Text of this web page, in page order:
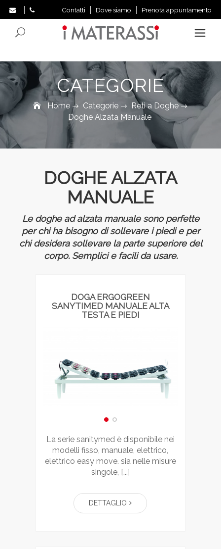
Contatti Dove siamo Prenota appuntamento
CATEGORIE
Home Categorie
Reti a Doghe
Doghe Alzata Manuale
DOGHE ALZATA
MANUALE
Le doghe ad alzata manuale sono perfette
per chi ha bisogno di sollevare i piedi e per
chi desidera sollevare la parte superiore del
corpo. Semplici e facili da usare.
DOGA ERGOGREEN
SANYTIMED MANUALE ALTA
TESTA E PIEDI
la serie sanitymed è disponibile nei
modelli fisso, manuale, elettrico,
elettrico easy move. sia nelle misure
singole, [...]
DETTAGLIO